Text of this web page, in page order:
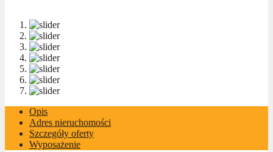
Opis
Adres nieruchomości
Szczegóły oferty
Wyposażenie